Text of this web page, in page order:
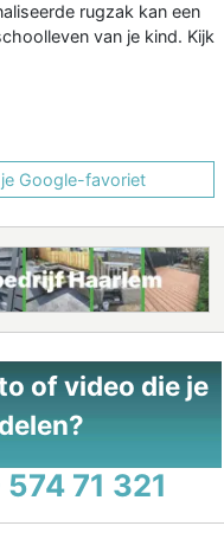
rugzak kan een
van je kind. Kijk
je Google-favoriet
of video die je
71 321